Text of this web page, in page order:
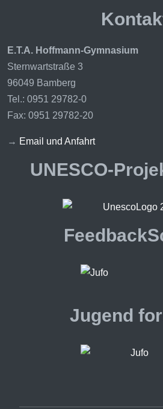
E.T.A. Hoffmann-Gymnasium
Sternwartstraße 3
96049 Bamberg
Tel.: 0951 29782-0
Fax: 0951 29782-20
→ Email und Anfahrt
UNESCO-
Jugend